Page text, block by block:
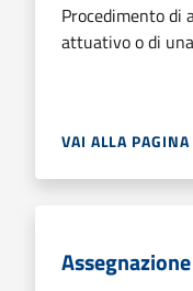
Procedimento di
attuativo o di
VAI ALLA PAGINA